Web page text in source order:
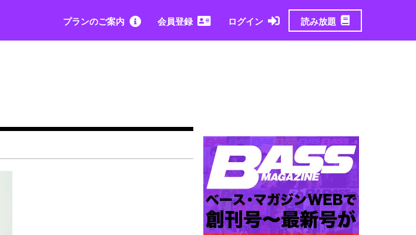
プランのご案内 会員登録 ログイン 読み放題